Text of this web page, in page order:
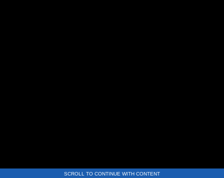
SCROLL TO CONTINUE WITH CONTENT